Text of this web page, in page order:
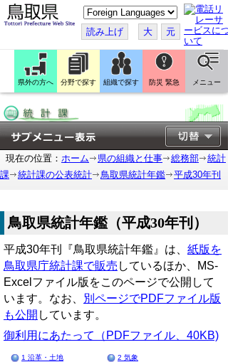
こ
の
ペ
ー
ジ
翻
訳
す
読み上げ 大 元
県外の方へ 分野で探す 組織で探す 防災 緊急 メニュー
現在の位置： ホーム 県の組織と仕事 総務部
統計
課
統計課の公表統計 鳥取県統計年鑑 平成30年刊
鳥取県統計年鑑（平成30年刊）
平成30年刊『鳥取県統計年鑑』は、 紙版を
鳥取県庁統計課で販売 しているほか、MS-
Excelファイル版をこのページで公開して
います。なお、
別ページでPDFファイル版
も公開 しています。
御利用にあたって（PDFファイル、40KB)
1 沿革・土地
2 気象